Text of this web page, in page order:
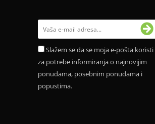
Slažem se da se moja e-pošta koristi
za potrebe informiranja o najnovijim
ponudama, posebnim ponudama i
popustima.